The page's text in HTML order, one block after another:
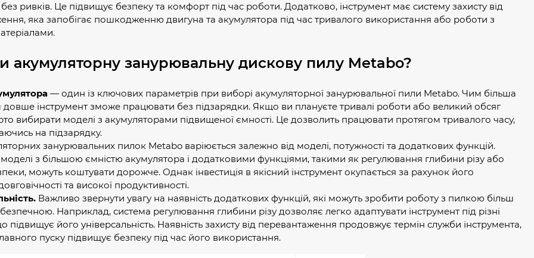
ривків. Це підвищує безпеку та комфорт під час роботи. Додатково, інструмент має систему захисту від
яка запобігає пошкодженню двигуна та акумулятора під час тривалого використання або роботи з
акумуляторну занурювальну дискову пилу Metabo?
— один із ключових параметрів при виборі акумуляторної занурювальної пили Metabo. Чим більша
довше інструмент зможе працювати без підзарядки. Якщо ви плануєте тривалі роботи або великий обсяг
вибирати моделі з акумуляторами підвищеної ємності. Це дозволить працювати протягом тривалого часу,
на підзарядку.
занурювальних пилок Metabo варіюється залежно від моделі, потужності та додаткових функцій.
з більшою ємністю акумулятора і додатковими функціями, такими як регулювання глибини різу або
можуть коштувати дорожче. Однак інвестиція в якісний інструмент окупається за рахунок його
та високої продуктивності.
Важливо звернути увагу на наявність додаткових функцій, які можуть зробити роботу з пилкою більш
Наприклад, система регулювання глибини різу дозволяє легко адаптувати інструмент під різні
підвищує його універсальність. Наявність захисту від перевантаження продовжує термін служби інструмента,
пуску підвищує безпеку під час його використання.